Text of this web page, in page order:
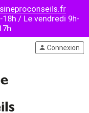
/ Le vendredi 9h-
person Connexion